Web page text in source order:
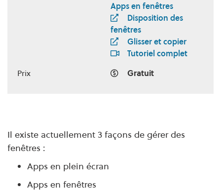
Apps en fenêtres
Disposition des
fenêtres
Glisser et copier
Tutoriel complet
Prix
Gratuit
Il existe actuellement 3 façons de gérer des
fenêtres :
Apps en plein écran
Apps en fenêtres